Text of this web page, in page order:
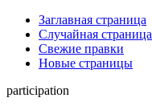
Заглавная страница
Случайная страница
Свежие правки
Новые страницы
participation